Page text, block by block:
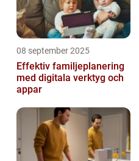
08 september 2025
Effektiv familjeplanering
med digitala verktyg och
appar